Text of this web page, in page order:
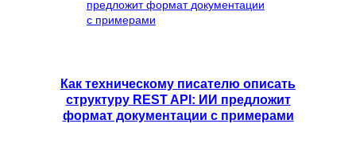
Как техническому писателю описать
структуру REST API: ИИ предложит
формат документации с примерами